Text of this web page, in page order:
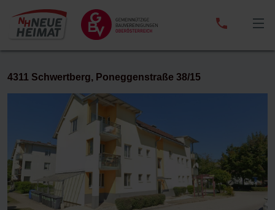
0732
01
4311 Schwertberg, Poneggenstraße 38/15